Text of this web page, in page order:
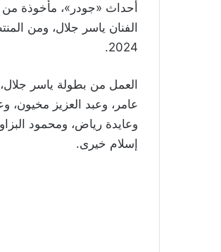
أحداث «جودر»، مأخوذة من
الفنان ياسر جلال، ومن
2024.
العمل من بطولة ياسر جلال،
عامر، وعبد العزيز
وعايدة رياض، ومحمود
إسلام خيرى.